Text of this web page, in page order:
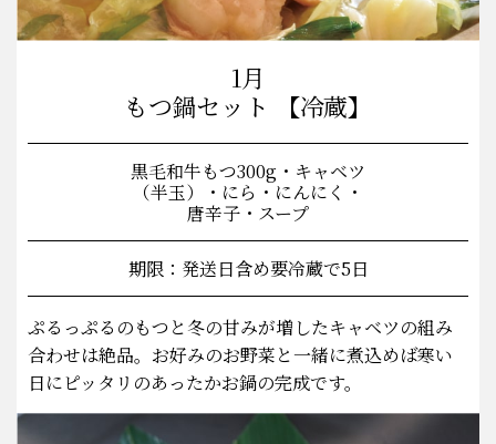
1月
もつ鍋セット 【冷蔵】
黒毛和牛もつ300g・キャベツ
（半玉）・にら・にんにく・
唐辛子・スープ
期限：発送日含め要冷蔵で5日
ぷるっぷるのもつと冬の甘みが増したキャベツの組み
合わせは絶品。お好みのお野菜と一緒に煮込めば寒い
日にピッタリのあったかお鍋の完成です。